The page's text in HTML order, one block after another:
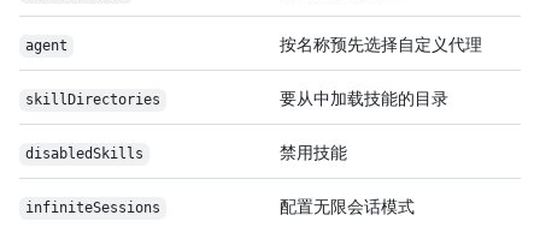
agent 按名称预先选择自定义代理
skillDirectories 要从中加载技能的目录
disabledSkills 禁用技能
infiniteSessions 配置无限会话模式